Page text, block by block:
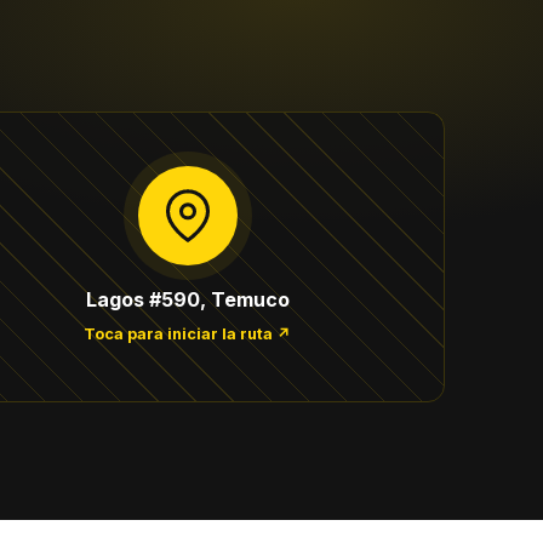
Lagos #590, Temuco
Toca para iniciar la ruta ↗